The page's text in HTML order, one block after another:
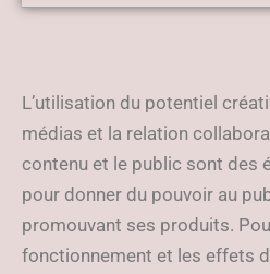
à leur public
L’utilisation du potentiel
médias et la relation
contenu et le public sont des
pour donner du pouvoir au
promouvant ses produits.
fonctionnement et les effets